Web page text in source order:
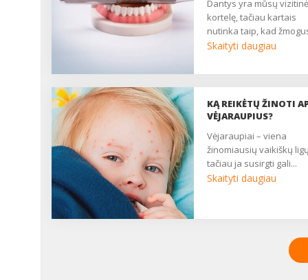
dantys yra mūsų vizitinė
kortelę, tačiau kartais
nutinka taip, kad
Skaityti daugiau
KĄ REIKĖTŲ ŽINOTI
VĖJARAUPIUS?
vėjaraupiai – viena
žinomiausių vaikiškų
tačiau ja susirgti gali...
Skaityti daugiau